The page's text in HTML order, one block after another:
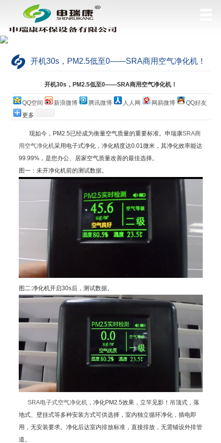
开机30s，PM2.5低至0——SRA商用空气净化机！
开机30s，PM2.5低至0——SRA商用空气净化机！
QQ空间 新浪微博 腾讯微博 人人网 网易微博
QQ好友
更多
现如今，PM2.5已经成为衡量空气质量的重要标准。申瑞康SRA商
用空气净化机采用电子式净化，净化精度达0.01微米，其净化效率能达
99.99%，是您办公、居家空气质量改善的最佳选择。
图一：未开净化机前的测试数据。
图二:净化机开启30s后，测试数据。
SRA电子式空气净化机，净化PM2.5效果，立竿见影！吊顶式，落
地式、壁挂式等多种安装方式可供选择，室内独立循环净化，插电即
用，无安装要求。净化后达室内排放标准，直接排放，无需铺设外排管
道。